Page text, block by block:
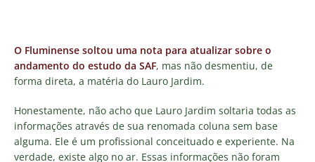
O Fluminense soltou uma nota para atualizar sobre o
andamento do estudo da SAF, mas não desmentiu, de
forma direta, a matéria do Lauro Jardim.
Honestamente, não acho que Lauro Jardim soltaria todas as
informações através de sua renomada coluna sem base
alguma. Ele é um profissional conceituado e experiente. Na
verdade, existe algo no ar. Essas informações não foram